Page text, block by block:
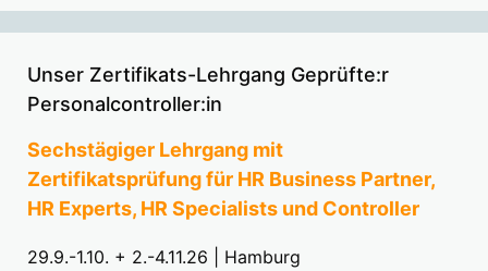
Unser Zertifikats-Lehrgang Geprüfte:r
Personalcontroller:in
Sechstägiger Lehrgang mit
Zertifikatsprüfung für HR Business Partner,
HR Experts, HR Specialists und Controller
29.9.-1.10. + 2.-4.11.26 | Hamburg